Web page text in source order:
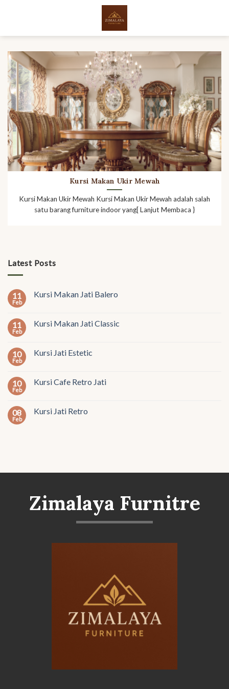
Latest Posts
11
Feb
Kursi Makan Jati Balero
11
Feb
Kursi Makan Jati Classic
10
Feb
Kursi Jati Estetic
10
Feb
Kursi Cafe Retro Jati
08
Feb
Kursi Jati Retro
Kursi Makan Ukir Mewah
Kursi Makan Ukir Mewah Kursi Makan Ukir Mewah adalah salah
satu barang furniture indoor yang[ Lanjut Membaca }
Zimalaya Furnitre